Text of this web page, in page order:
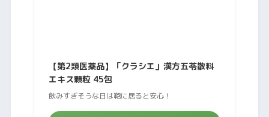
【第2類医薬品】「クラシエ」漢方五苓散料
エキス顆粒 45包
飲みすぎそうな日は鞄に居ると安心！